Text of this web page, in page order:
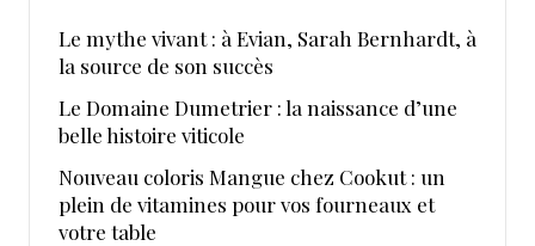
Le mythe vivant : à Evian, Sarah Bernhardt, à
la source de son succès
Le Domaine Dumetrier : la naissance d’une
belle histoire viticole
Nouveau coloris Mangue chez Cookut : un
plein de vitamines pour vos fourneaux et
votre table